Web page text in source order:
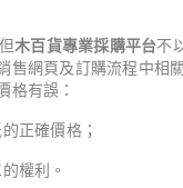
木百貨專業採購平台不
網頁及訂購流程中
格有誤：
正確價格；
權利。